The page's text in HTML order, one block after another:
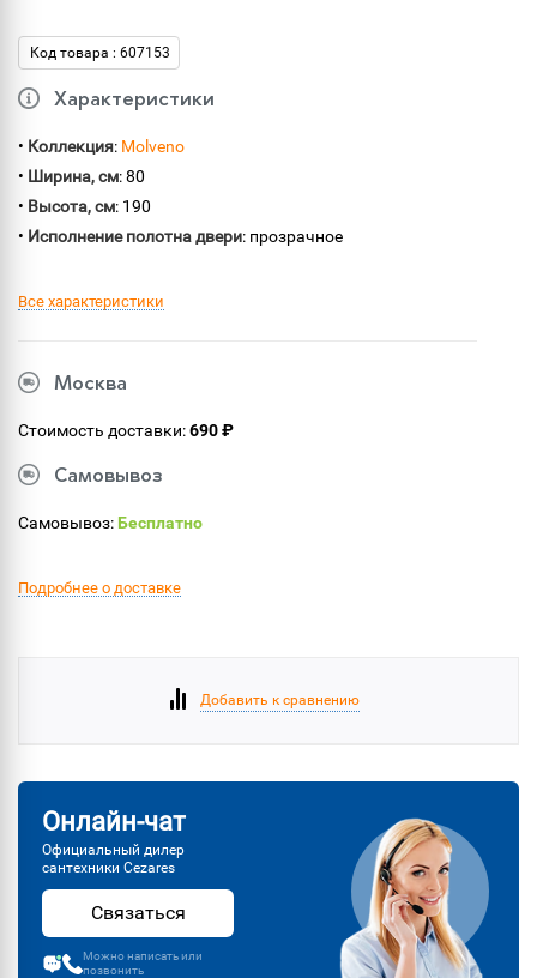
Код товара : 607153
Характеристики
• Коллекция: Molveno
• Ширина, см: 80
• Высота, см: 190
• Исполнение полотна двери: прозрачное
Все характеристики
Москва
Стоимость доставки:690 ₽
Самовывоз
Самовывоз:Бесплатно
Подробнее о доставке
Добавить к сравнению
Онлайн-чат
Официальный дилер
сантехники Cezares
Связаться
Можно написать или
позвонить